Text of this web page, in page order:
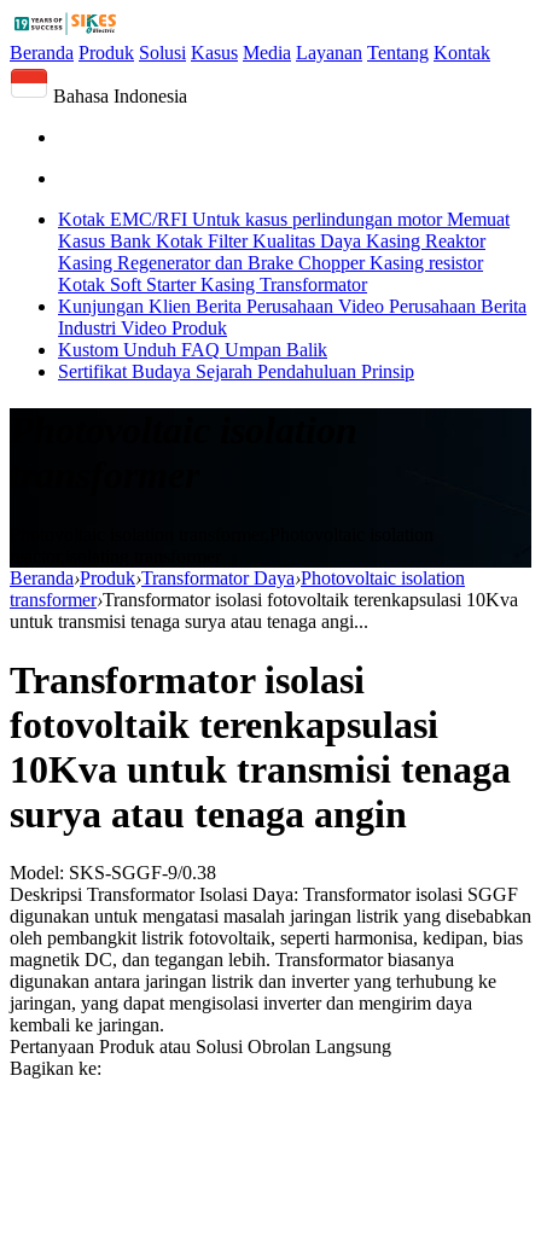
Beranda Produk Solusi Kasus Media Layanan Tentang Kontak
Bahasa Indonesia
Kotak EMC/RFI Untuk kasus perlindungan motor Memuat
Kasus Bank Kotak Filter Kualitas Daya Kasing Reaktor
Kasing Regenerator dan Brake Chopper Kasing resistor
Kotak Soft Starter Kasing Transformator
Kunjungan Klien Berita Perusahaan Video Perusahaan Berita
Industri Video Produk
Kustom Unduh FAQ Umpan Balik
Sertifikat Budaya Sejarah Pendahuluan Prinsip
Beranda›Produk›Transformator Daya›Photovoltaic isolation
transformer›Transformator isolasi fotovoltaik terenkapsulasi 10Kva
untuk transmisi tenaga surya atau tenaga angi...
Transformator isolasi
fotovoltaik terenkapsulasi
10Kva untuk transmisi tenaga
surya atau tenaga angin
Model: SKS-SGGF-9/0.38
Deskripsi Transformator Isolasi Daya: Transformator isolasi SGGF
digunakan untuk mengatasi masalah jaringan listrik yang disebabkan
oleh pembangkit listrik fotovoltaik, seperti harmonisa, kedipan, bias
magnetik DC, dan tegangan lebih. Transformator biasanya
digunakan antara jaringan listrik dan inverter yang terhubung ke
jaringan, yang dapat mengisolasi inverter dan mengirim daya
kembali ke jaringan.
Pertanyaan Produk atau Solusi Obrolan Langsung
Bagikan ke: